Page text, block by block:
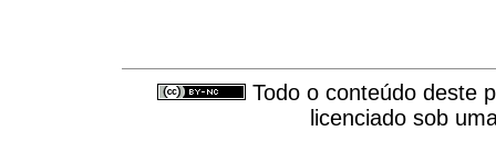
Todo o conteúdo deste
licenciado sob